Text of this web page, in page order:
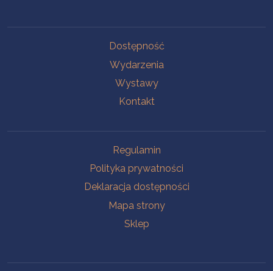
Dostępność
Wydarzenia
Wystawy
Kontakt
Regulamin
Polityka prywatności
Deklaracja dostępności
Mapa strony
Sklep